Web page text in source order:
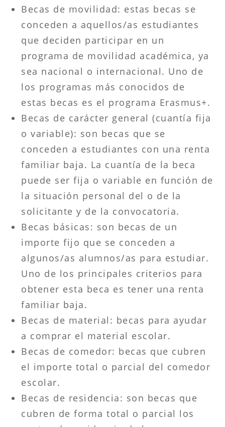
Becas de movilidad: estas becas se
conceden a aquellos/as estudiantes
que deciden participar en un
programa de movilidad académica, ya
sea nacional o internacional. Uno de
los programas más conocidos de
estas becas es el programa Erasmus+.
Becas de carácter general (cuantía fija
o variable): son becas que se
conceden a estudiantes con una renta
familiar baja. La cuantía de la beca
puede ser fija o variable en función de
la situación personal del o de la
solicitante y de la convocatoria.
Becas básicas: son becas de un
importe fijo que se conceden a
algunos/as alumnos/as para estudiar.
Uno de los principales criterios para
obtener esta beca es tener una renta
familiar baja.
Becas de material: becas para ayudar
a comprar el material escolar.
Becas de comedor: becas que cubren
el importe total o parcial del comedor
escolar.
Becas de residencia: son becas que
cubren de forma total o parcial los